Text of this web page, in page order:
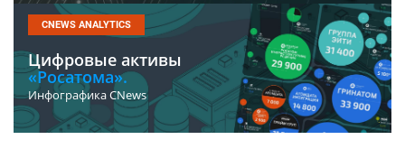
CNEWS ANALYTICS
Цифровые активы
«Росатома».
Инфографика CNews